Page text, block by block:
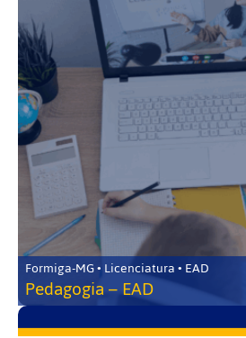
Formiga-MG • Licenciatura • EAD
Pedagogia – EAD